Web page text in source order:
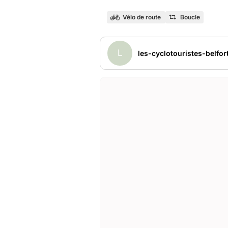
Vélo de route Boucle
L les-cyclotouristes-